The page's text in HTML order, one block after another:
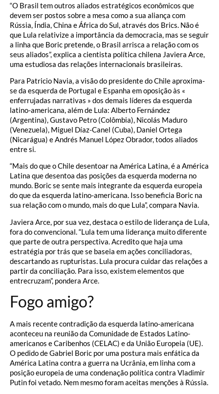
“O Brasil tem outros aliados estratégicos econômicos que
devem ser postos sobre a mesa como a sua aliança com
Rússia, Índia, China e África do Sul, através dos Brics. Não é
que Lula relativize a importância da democracia, mas se seguir
a linha que Boric pretende, o Brasil arrisca a relação com os
seus aliados”, explica a cientista política chilena Javiera Arce,
uma estudiosa das relações internacionais brasileiras.
Para Patricio Navia, a visão do presidente do Chile aproxima-
se da esquerda de Portugal e Espanha em oposição às «
enferrujadas narrativas » dos demais líderes da esquerda
latino-americana, além de Lula: Alberto Fernández
(Argentina), Gustavo Petro (Colômbia), Nicolás Maduro
(Venezuela), Miguel Díaz-Canel (Cuba), Daniel Ortega
(Nicarágua) e Andrés Manuel López Obrador, todos aliados
entre si.
“Mais do que o Chile desentoar na América Latina, é a América
Latina que desentoa das posições da esquerda moderna no
mundo. Boric se sente mais integrante da esquerda europeia
do que da esquerda latino-americana. Isso beneficia Boric na
sua relação com o mundo, mais do que Lula”, compara Navia.
Javiera Arce, por sua vez, destaca o estilo de liderança de Lula,
fora do convencional. “Lula tem uma liderança muito diferente
que parte de outra perspectiva. Acredito que haja uma
estratégia por trás que se baseia em ações conciliadoras,
descartando as rupturistas. Lula procura cuidar das relações a
partir da conciliação. Para isso, existem elementos que
entrecruzam”, pondera Arce.
Fogo amigo?
A mais recente contradição da esquerda latino-americana
aconteceu na reunião da Comunidade de Estados Latino-
americanos e Caribenhos (CELAC) e da União Europeia (UE).
O pedido de Gabriel Boric por uma postura mais enfática da
América Latina contra a guerra na Ucrânia, em linha com a
posição europeia de uma condenação política contra Vladimir
Putin foi vetado. Nem mesmo foram aceitas menções à Rússia.